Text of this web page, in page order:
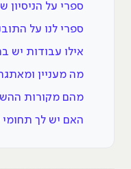
ספרי על הניסיון
ספרי לנו על
אילו עבודות יש
מה מעניין
מהם מקורות
האם יש לך תחומי